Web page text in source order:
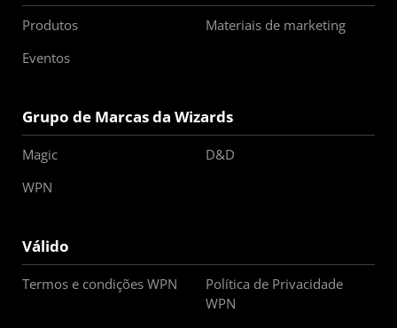
Produtos
Materiais de marketing
Eventos
Grupo de Marcas da Wizards
Magic
D&D
WPN
Válido
Termos e condições WPN
Política de Privacidade
WPN